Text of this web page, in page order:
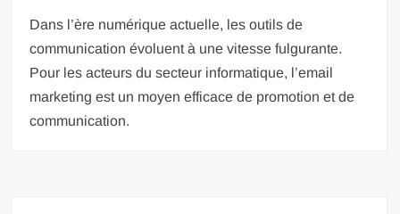
Dans l’ère numérique actuelle, les outils de
communication évoluent à une vitesse fulgurante.
Pour les acteurs du secteur informatique, l’email
marketing est un moyen efficace de promotion et de
communication.